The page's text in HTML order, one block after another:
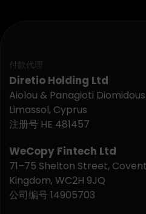
付款代理
Diretio Holding Ltd
Aiolou & Panagioti
Limassol, Cyprus
注册号 HE 481457
WeCopy Fintech Ltd
71–75 Shelton Street,
Kingdom, WC2H 9JQ
公司编号 14905703